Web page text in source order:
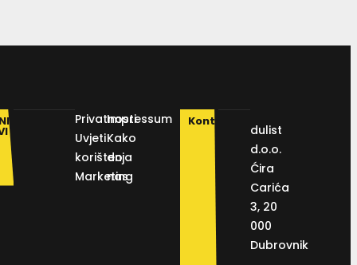
Privatnosti
Uvjeti
korištenja
Marketing
Impressum
Kako
do
nas
Kontakt
dulist
d.o.o.
Ćira
Carića
3, 20
000
Dubrovnik